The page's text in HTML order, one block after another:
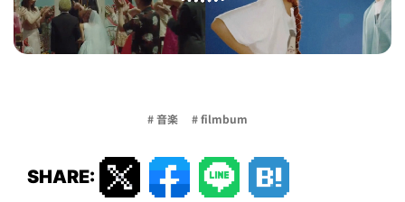
# 音楽 # filmbum
SHARE: